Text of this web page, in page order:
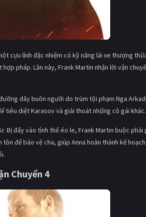
cựu lính đặc nhiệm có kỹ năng lái xe thượng
pháp. Lần này, Frank Martin nhận lời vận
dây buôn người do trùm tội phạm Nga
tiêu diệt Karasov và giải thoát những cô gái khác.
Bị đẩy vào tình thế éo le, Frank Martin buộc phải
để bảo vệ cha, giúp Anna hoàn thành kế
Chuyển 4